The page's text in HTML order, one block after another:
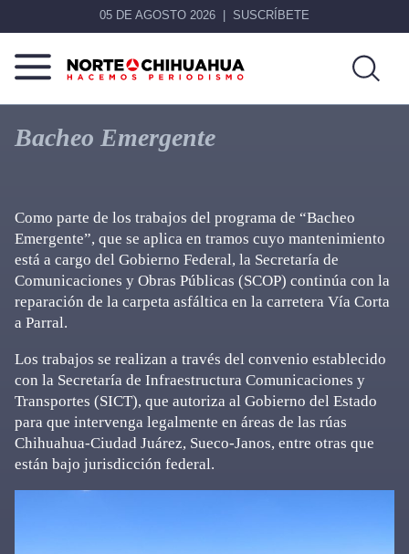
05 DE AGOSTO 2026 SUSCRÍBETE
Norte
Chihuahua
Más
que
noticias,
Bacheo Emergente
Como parte de los trabajos del programa de “Bacheo
Emergente”, que se aplica en tramos cuyo mantenimiento
está a cargo del Gobierno Federal, la Secretaría de
Comunicaciones y Obras Públicas (SCOP) continúa con la
reparación de la carpeta asfáltica en la carretera Vía Corta
a Parral.
Los trabajos se realizan a través del convenio establecido
con la Secretaría de Infraestructura Comunicaciones y
Transportes (SICT), que autoriza al Gobierno del Estado
para que intervenga legalmente en áreas de las rúas
Chihuahua-Ciudad Juárez, Sueco-Janos, entre otras que
están bajo jurisdicción federal.